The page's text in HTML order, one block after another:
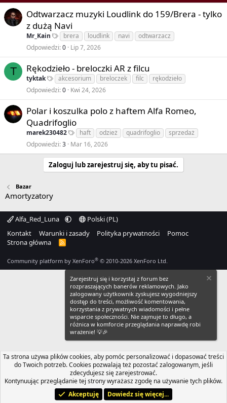
Odtwarzacz muzyki Loudlink do 159/Brera - tylko
z dużą Navi
Mr_Kain brera loudlink navi
odtwarzacz
Odpowiedzi 0 Lip 7, 2026
T Rękodzieło - breloczki AR z filcu
tyktak akcesorium breloczek filc
rękodzieło
Odpowiedzi 0 Kwi 24, 2026
Polar i koszulka polo z haftem Alfa Romeo,
Quadrifoglio
marek230482 haft odzież quadrifoglio
sprzedaż
Odpowiedzi 3 Mar 16, 2026
Zaloguj lub zarejestruj się, aby tu pisać.
Bazar
Amortyzatory
Alfa_Red_Luna
Polski (PL)
Kontakt
Warunki i zasady Polityka prywatności
Pomoc
Strona główna
R
Community platform by XenForo® © 2010-2026 XenForo Ltd.
Zarejestruj się i korzystaj z forum bez
rozpraszających banerów reklamowych. Jako
zalogowany użytkownik zyskujesz wygodniejszy
dostęp do treści, możliwość komentowania,
korzystania z prywatnych wiadomości i pełne
wsparcie społeczności. Nie zajmuje to długo, a
różnica w komforcie przeglądania naprawdę robi
wrażenie! 💡🎉
Ta strona używa plików cookies, aby pomóc personalizować i dopasować treści
do Twoich potrzeb. Cookies pozwalają też pozostać zalogowanym, jeśli
zdecydujesz się zarejestrować.
Kontynuując przeglądanie tej strony wyrażasz zgodę na używanie tych plików.
Akceptuję
Dowiedz się więcej...